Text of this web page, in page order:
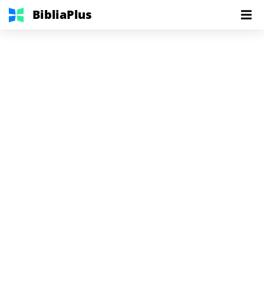
BibliaPlus